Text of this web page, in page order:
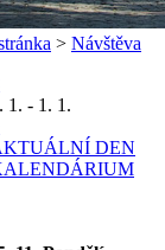
> Návštěva
1. - 1. 1.
DEN